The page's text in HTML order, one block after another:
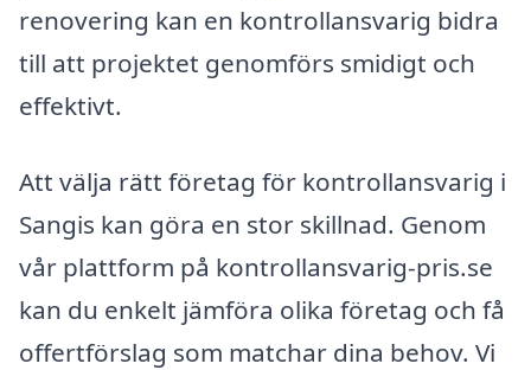
renovering kan en kontrollansvarig bidra
till att projektet genomförs smidigt och
effektivt.
Att välja rätt företag för kontrollansvarig i
Sangis kan göra en stor skillnad. Genom
vår plattform på kontrollansvarig-pris.se
kan du enkelt jämföra olika företag och få
offertförslag som matchar dina behov. Vi